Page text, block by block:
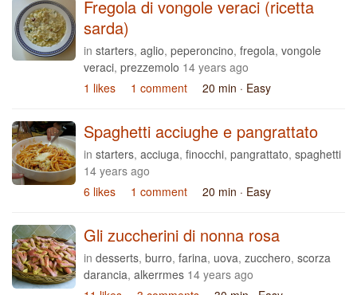
Fregola di vongole veraci (ricetta
sarda)
in starters, aglio, peperoncino, fregola, vongole
veraci, prezzemolo 14 years ago
1 likes
1 comment 20 min · Easy
Spaghetti acciughe e pangrattato
in starters, acciuga, finocchi, pangrattato, spaghetti
14 years ago
6 likes
1 comment 20 min · Easy
Gli zuccherini di nonna rosa
in desserts, burro, farina, uova, zucchero, scorza
darancia, alkerrmes 14 years ago